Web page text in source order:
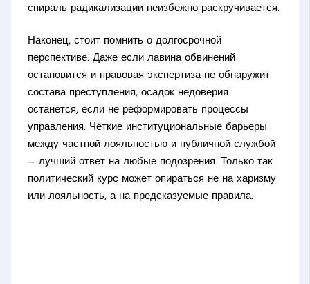
спираль радикализации неизбежно раскручивается.
Наконец, стоит помнить о долгосрочной
перспективе. Даже если лавина обвинений
остановится и правовая экспертиза не обнаружит
состава преступления, осадок недоверия
останется, если не реформировать процессы
управления. Чёткие институциональные барьеры
между частной лояльностью и публичной службой
— лучший ответ на любые подозрения. Только так
политический курс может опираться не на харизму
или лояльность, а на предсказуемые правила.